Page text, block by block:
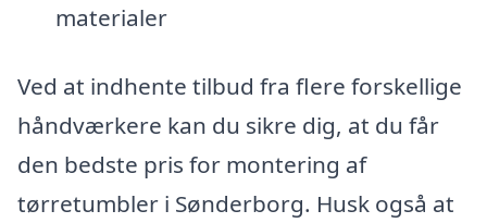
materialer
Ved at indhente tilbud fra flere forskellige
håndværkere kan du sikre dig, at du får
den bedste pris for montering af
tørretumbler i Sønderborg. Husk også at